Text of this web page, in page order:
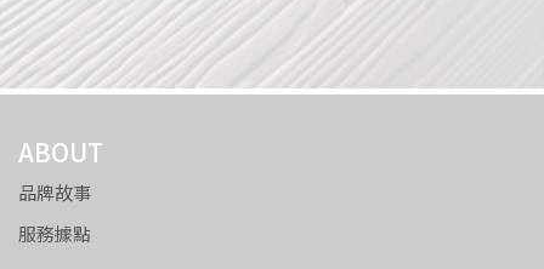
ABOUT
品牌故事
服務據點